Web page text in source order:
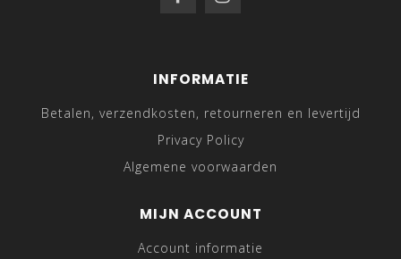
INFORMATIE
Betalen, verzendkosten, retourneren en levertijd
Privacy Policy
Algemene voorwaarden
MIJN ACCOUNT
Account informatie